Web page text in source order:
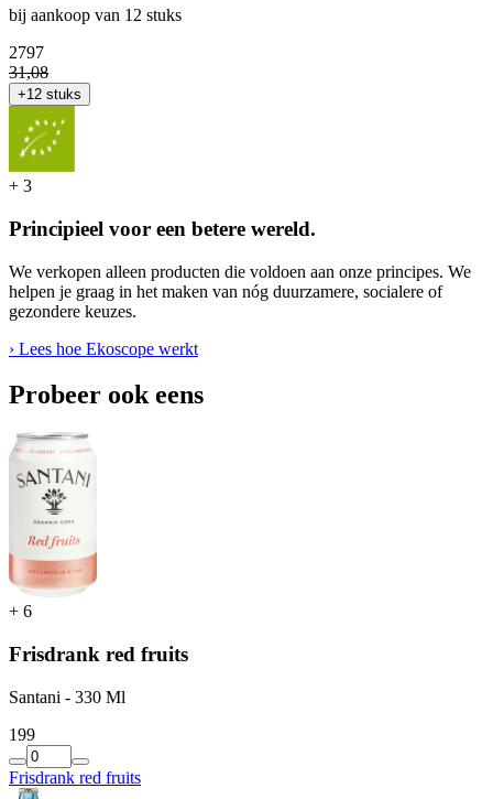
bij aankoop van 12 stuks
2797
31,08
+12 stuks
+ 3
Principieel voor een betere wereld.
We verkopen alleen producten die voldoen aan onze principes. We
helpen je graag in het maken van nóg duurzamere, socialere of
gezondere keuzes.
› Lees hoe Ekoscope werkt
Probeer ook eens
+ 6
Frisdrank red fruits
Santani - 330 Ml
199
Frisdrank red fruits